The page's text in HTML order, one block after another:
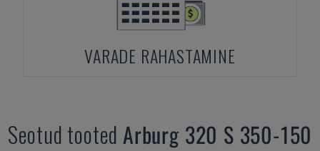
VARADE RAHASTAMINE
Seotud tootedArburg 320 S 350-150